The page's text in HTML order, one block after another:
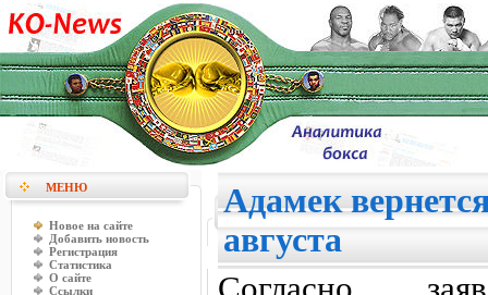
МЕНЮ
Новое на сайте
Добавить новость
Регистрация
Статистика
О сайте
Ссылки
Адамек
августа